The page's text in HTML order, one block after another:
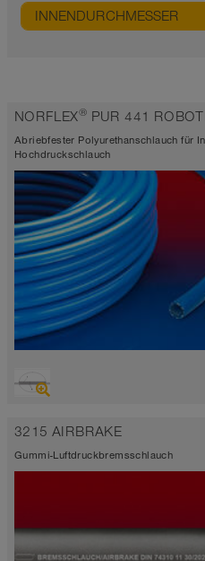
INNENDURCHMESSER
NORFLEX® PUR 441
Abriebfester Polyurethanschlauch für
Hochdruckschlauch
selbstklemmend
3215 AIRBRAKE
Gummi-Luftdruckbremsschlauch